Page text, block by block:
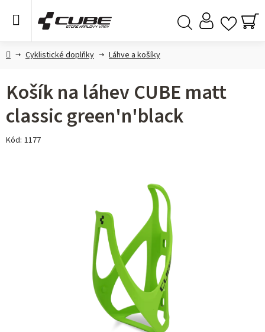
DomůCyklistické doplňky Láhve a košíky
Košík na láhev CUBE matt
classic green'n'black
Kód: 1177